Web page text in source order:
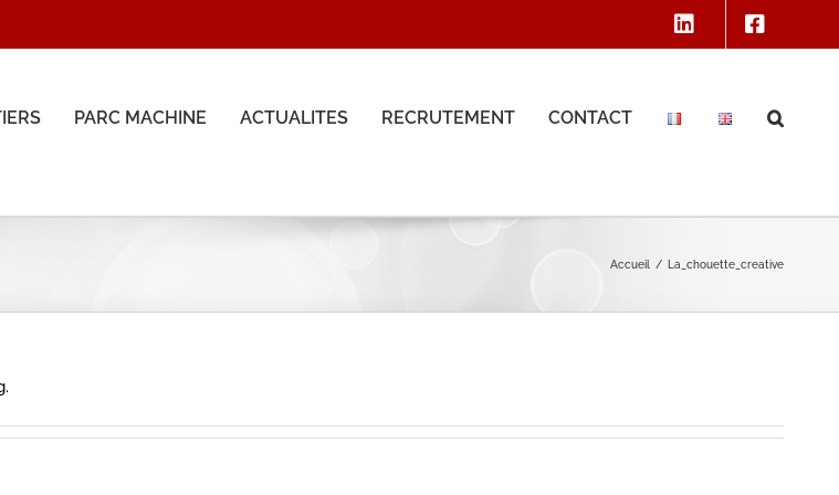
PARC MACHINE ACTUALITES RECRUTEMENT CONTACT
Accueil La_chouette_creative